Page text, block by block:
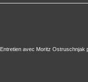
Entretien avec Moritz Ostruschnjak